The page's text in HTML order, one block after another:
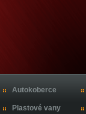
Autokoberce
Plastové vany